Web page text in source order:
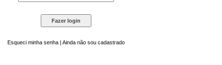
Esqueci minha senha | Ainda não sou cadastrado